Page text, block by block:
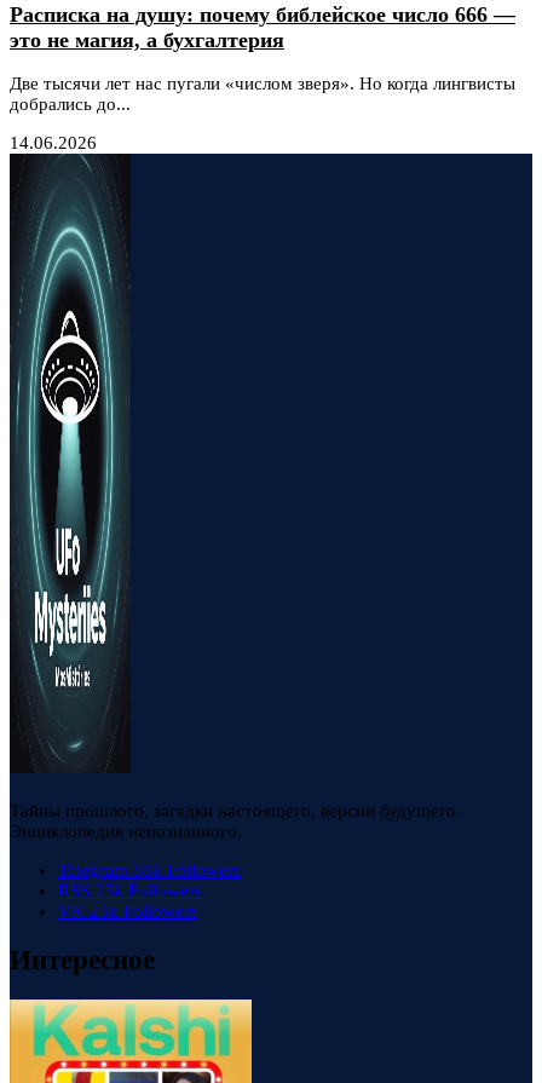
Расписка на душу: почему библейское число 666 —
это не магия, а бухгалтерия
Две тысячи лет нас пугали «числом зверя». Но когда лингвисты
добрались до...
14.06.2026
Тайны прошлого, загадки настоящего, версии будущего.
Энциклопедия непознанного.
Telegram 88k Followers
RSS 23k Followers
VK 23k Followers
Интересное